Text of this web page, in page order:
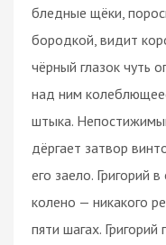
бледные щёки,
бородкой, видит
чёрный глазок чуть
над ним
штыка.
дёргает затвор
его заело. Григорий
колено — никакого
пяти шагах.